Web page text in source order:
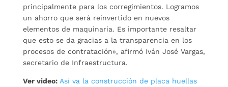
principalmente para los corregimientos. Logramos
un ahorro que será reinvertido en nuevos
elementos de maquinaria. Es importante resaltar
que esto se da gracias a la transparencia en los
procesos de contratación», afirmó Iván José Vargas,
secretario de Infraestructura.
Ver video: Así va la construcción de placa huellas